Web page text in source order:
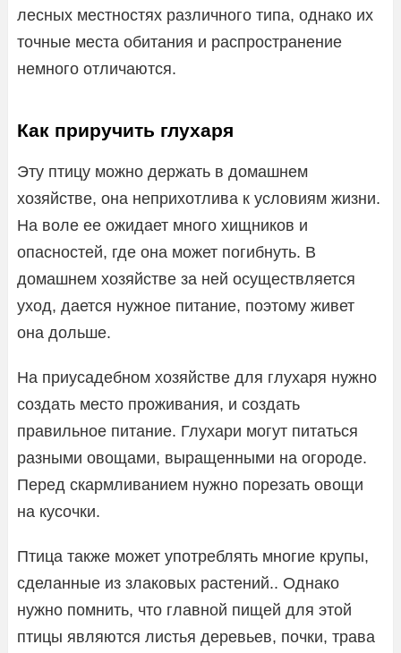
лесных местностях различного типа, однако их
точные места обитания и распространение
немного отличаются.
Как приручить глухаря
Эту птицу можно держать в домашнем
хозяйстве, она неприхотлива к условиям жизни.
На воле ее ожидает много хищников и
опасностей, где она может погибнуть. В
домашнем хозяйстве за ней осуществляется
уход, дается нужное питание, поэтому живет
она дольше.
На приусадебном хозяйстве для глухаря нужно
создать место проживания, и создать
правильное питание. Глухари могут питаться
разными овощами, выращенными на огороде.
Перед скармливанием нужно порезать овощи
на кусочки.
Птица также может употреблять многие крупы,
сделанные из злаковых растений.. Однако
нужно помнить, что главной пищей для этой
птицы являются листья деревьев, почки, трава